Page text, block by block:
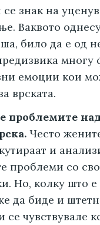
знак на
Ваквото
било да е од
многу
емоции кои
врската.
проблемите
Често
и
проблеми со
Но, колку што
да биде и
се чувствувале